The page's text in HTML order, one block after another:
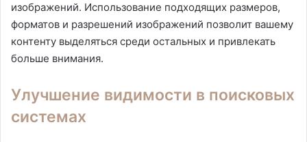
изображений. Использование подходящих размеров,
форматов и разрешений изображений позволит вашему
контенту выделяться среди остальных и привлекать
больше внимания.
Улучшение видимости в поисковых
системах